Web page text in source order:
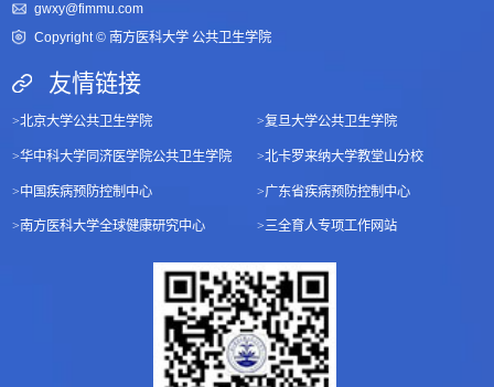
gwxy@fimmu.com
Copyright © 南方医科大学 公共卫生学院
友情链接
>北京大学公共卫生学院 >复旦大学公共卫生学院
>华中科大学同济医学院公共卫生学院 >北卡罗来纳大学教堂山分校
>中国疾病预防控制中心 >广东省疾病预防控制中心
>南方医科大学全球健康研究中心 >三全育人专项工作网站